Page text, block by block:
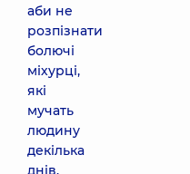
аби не
розпізнати
болючі
міхурці,
які
мучать
людину
декілька
днів.